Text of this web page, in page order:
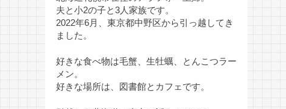
夫と小2の子と3人家族です。
2022年6月、東京都中野区から引っ越してき
ました。
好きな食べ物は毛蟹、生牡蠣、とんこつラー
メン。
好きな場所は、図書館とカフェです。